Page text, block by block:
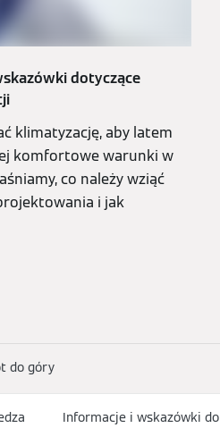
dotyczące
klimatyzację, aby latem
komfortowe warunki w
co należy wziąć
i jak
do góry
Informacje i wskazówki